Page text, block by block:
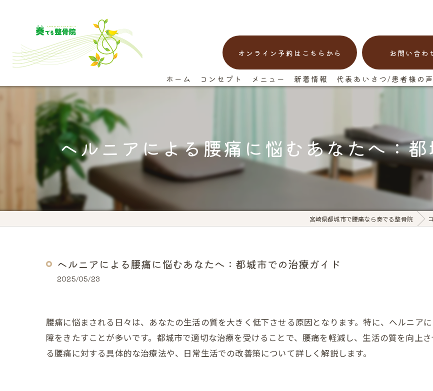
オンライン予約はこちらから お問い合わ
ホーム コンセプト メニュー 新着情報 代表あいさつ/患者様の声
ヘルニアによる腰痛に悩むあなたへ：
宮崎県都城市で腰痛なら奏でる整骨院
ヘルニアによる腰痛に悩むあなたへ：都城市での治療ガイド
2025/05/23
腰痛に悩まされる日々は、あなたの生活の質を大きく低下させる原因となります。特に、ヘルニア
障をきたすことが多いです。都城市で適切な治療を受けることで、腰痛を軽減し、生活の質を向上
る腰痛に対する具体的な治療法や、日常生活での改善策について詳しく解説します。